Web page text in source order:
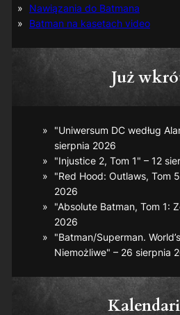
Nawiązania do Batmana
Batman na kasetach video
Już
"Uniwersum DC według
sierpnia 2026
"Injustice 2, Tom 1" – 12
"Red Hood: Outlaws, Tom
2026
"Absolute Batman, Tom 1:
2026
"Batman/Superman.
Niemożliwe" – 26 sierpnia